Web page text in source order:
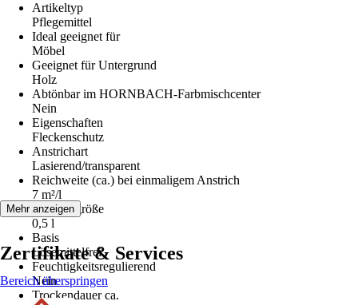
Artikeltyp
Pflegemittel
Ideal geeignet für
Möbel
Geeignet für Untergrund
Holz
Abtönbar im HORNBACH-Farbmischcenter
Nein
Eigenschaften
Fleckenschutz
Anstrichart
Lasierend/transparent
Reichweite (ca.) bei einmaligem Anstrich
7 m²/l
Gebindegröße
0,5 l
Basis
Lösemittelfrei
Feuchtigkeitsregulierend
Nein
Trockendauer ca.
Mehr anzeigen
Zertifikate & Services
Bereich überspringen